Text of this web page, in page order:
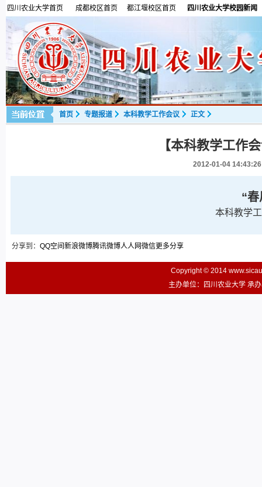
四川农业大学首页 成都校区首页 都江堰校区首页 四川农业大学校园新闻
首页 专题报道 本科教学工作会议 正文
【本科教学工作
2012-01-04 14:43:26
“
本科教学
分享到： QQ空间 新浪微博腾讯微博人人网微信更多分享
Copyright © 2014
主办单位：四川农业大学 承